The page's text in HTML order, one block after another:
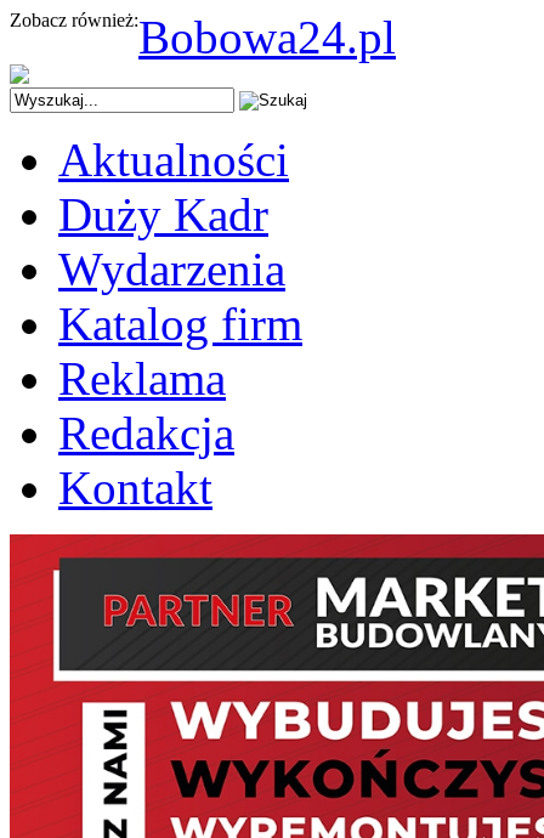
Zobacz również:Bobowa24.pl
Aktualności
Duży Kadr
Wydarzenia
Katalog firm
Reklama
Redakcja
Kontakt